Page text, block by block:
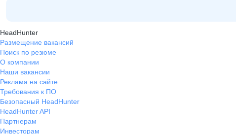
HeadHunter
Размещение вакансий
Поиск по резюме
О компании
Наши вакансии
Реклама на сайте
Требования к ПО
Безопасный HeadHunter
HeadHunter API
Партнерам
Инвесторам